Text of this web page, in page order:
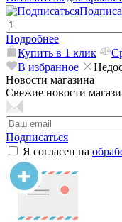
Подробнее
Купить в 1 клик
В избранное
Новости магазина
Свежие новости
Подписаться
Я согласен на